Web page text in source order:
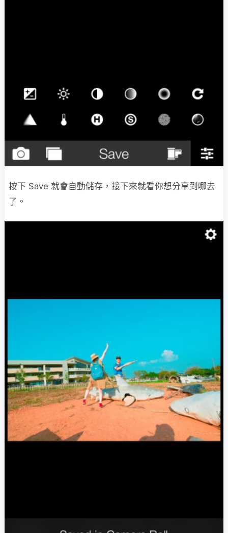
按下 Save 就會自動儲存，接下來就看你想分享到哪去
了。